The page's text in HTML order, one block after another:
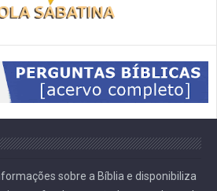
sobre a Bíblia e disponibiliza